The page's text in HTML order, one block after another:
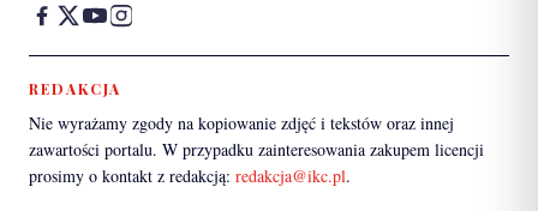
REDAKCJA
Nie wyrażamy zgody na kopiowanie zdjęć i tekstów oraz innej
zawartości portalu. W przypadku zainteresowania zakupem licencji
prosimy o kontakt z redakcją: redakcja@ikc.pl.